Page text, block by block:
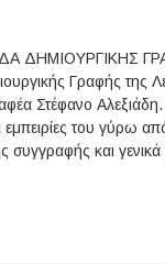
ΔΗΜΙΟΥΡΓΙΚΗΣ
Γραφής της
Στέφανο
του γύρω
συγγραφής και